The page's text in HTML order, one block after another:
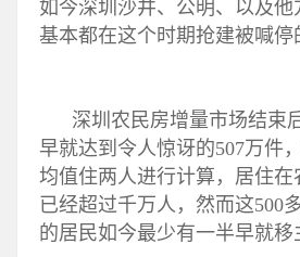
如今深圳沙井、公明、以及他
基本都在这个时期抢建被喊停
深圳农民房增量市场结束
早就达到令人惊讶的507万件
均值住两人进行计算，居住在
已经超过千万人，然而这500
的居民如今最少有一半早就移